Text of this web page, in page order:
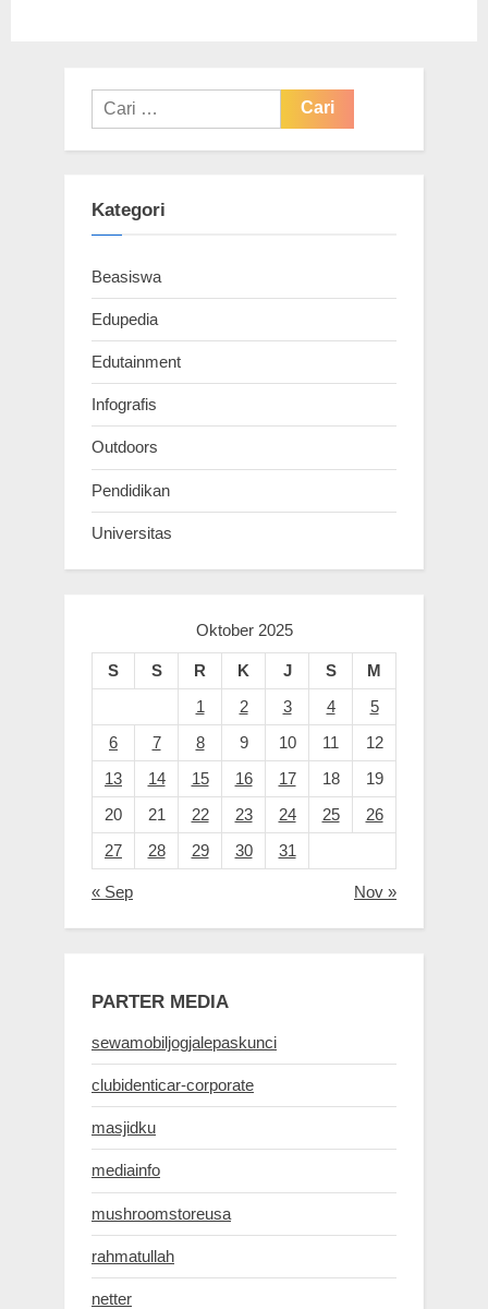
Cari
untuk:
Kategori
Beasiswa
Edupedia
Edutainment
Infografis
Outdoors
Pendidikan
Universitas
Oktober 2025
S S R K J S
M
1
2 3 4
5
6
7 8 9 10 11
12
13
14 15 16 17 18
19
20
21 22 23 24 25
26
27
28 29 30 31
« Sep Nov »
PARTER MEDIA
sewamobiljogjalepaskunci
clubidenticar-corporate
masjidku
mediainfo
mushroomstoreusa
rahmatullah
netter